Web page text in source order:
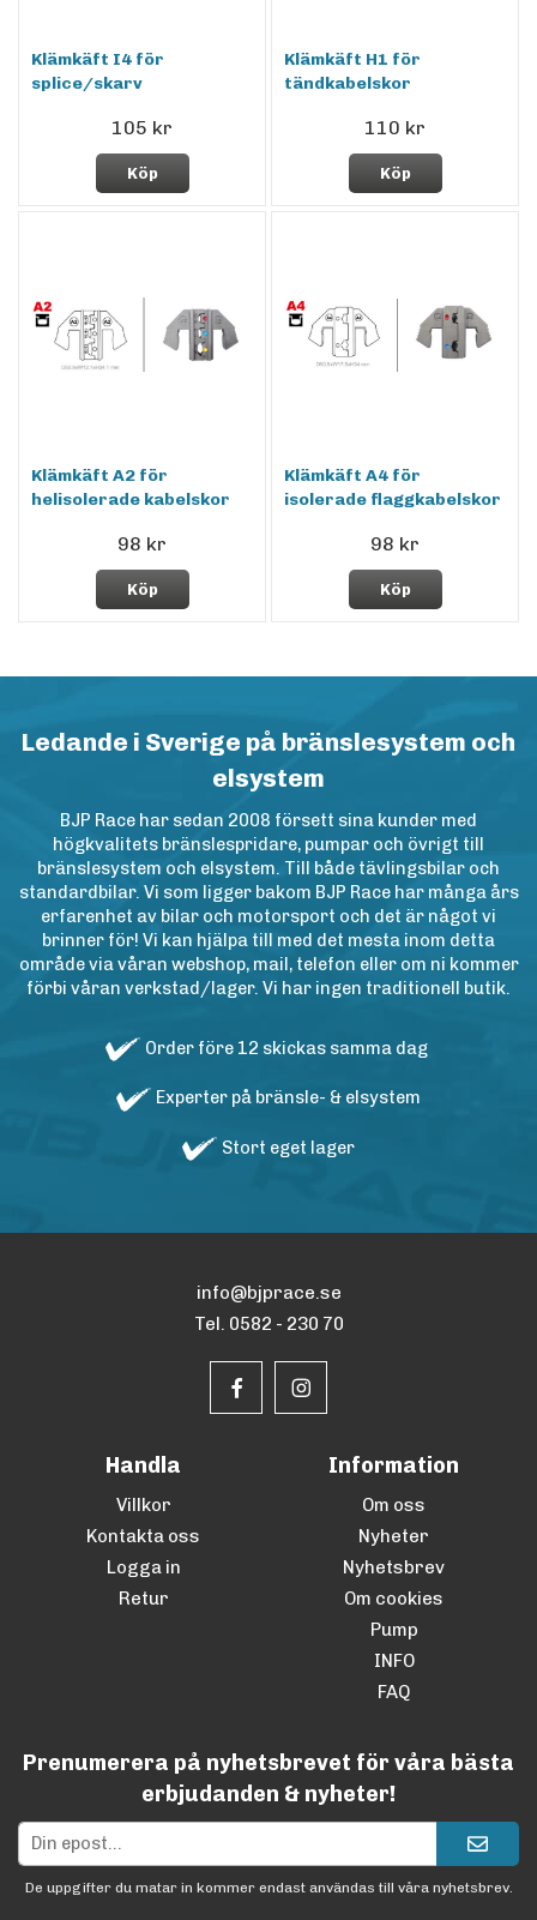
Klämkäft I4 för
splice/skarv
105 kr
Köp
Klämkäft H1 för
tändkabelskor
110 kr
Köp
Klämkäft A2 för
helisolerade kabelskor
98 kr
Köp
Klämkäft A4 för
isolerade flaggkabelskor
98 kr
Köp
Ledande i Sverige på bränslesystem och
elsystem
BJP Race har sedan 2008 försett sina kunder med
högkvalitets bränslespridare, pumpar och övrigt till
bränslesystem och elsystem. Till både tävlingsbilar och
standardbilar. Vi som ligger bakom BJP Race har många års
erfarenhet av bilar och motorsport och det är något vi
brinner för! Vi kan hjälpa till med det mesta inom detta
område via våran webshop, mail, telefon eller om ni kommer
förbi våran verkstad/lager. Vi har ingen traditionell butik.
Order före 12 skickas samma dag
Experter på bränsle- & elsystem
Stort eget lager
info@bjprace.se
Tel. 0582 - 230 70
Handla
Villkor
Kontakta oss
Logga in
Retur
Information
Om oss
Nyheter
Nyhetsbrev
Om cookies
Pump
INFO
FAQ
Prenumerera på nyhetsbrevet för våra bästa
erbjudanden & nyheter!
De uppgifter du matar in kommer endast användas till våra nyhetsbrev.